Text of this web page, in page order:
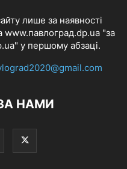
лише за наявності
www.павлоград.dp.ua "за
у першому абзаці.
НАМИ